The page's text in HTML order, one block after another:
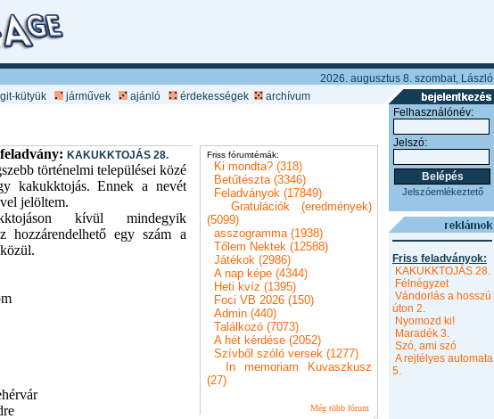
2026. augusztus 8. szombat, László
kütyük járművek ajánló érdekességek
archívum
KAKUKKTOJÁS 28.
történelmi települései közé
kakukktojás. Ennek a nevét
jelöltem.
kívül mindegyik
hozzárendelhető egy szám a
Friss fórumtémák:
Ki mondta? (318)
Betűtészta (3346)
Feladványok (17849)
Gratulációk (eredmények)
(5099)
asszogramma (1938)
Tőlem Nektek (12588)
Játékok (2986)
A nap képe (4344)
Heti kvíz (1395)
Foci VB 2026 (150)
Admin (440)
Találkozó (7073)
A hét kérdése (2052)
Szívből szóló versek (1277)
In memoriam Kuvaszkusz
(27)
Még több fórum
Felhasználónév:
Jelszó:
Jelszóemlékeztető
Friss feladványok:
KAKUKKTOJÁS 28.
Félnégyzet
Vándorlás a hosszú
úton 2.
Nyomozd ki!
Maradék 3.
Szó, ami szó
A rejtélyes automata
5.